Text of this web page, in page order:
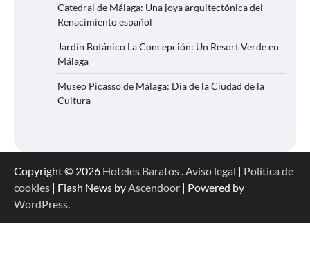
Catedral de Málaga: Una joya arquitectónica del
Renacimiento español
Jardín Botánico La Concepción: Un Resort Verde en
Málaga
Museo Picasso de Málaga: Día de la Ciudad de la
Cultura
Copyright © 2026 Hoteles Baratos.Aviso legal | Política de
cookies | Flash News byAscendoor | Powered by
WordPress.